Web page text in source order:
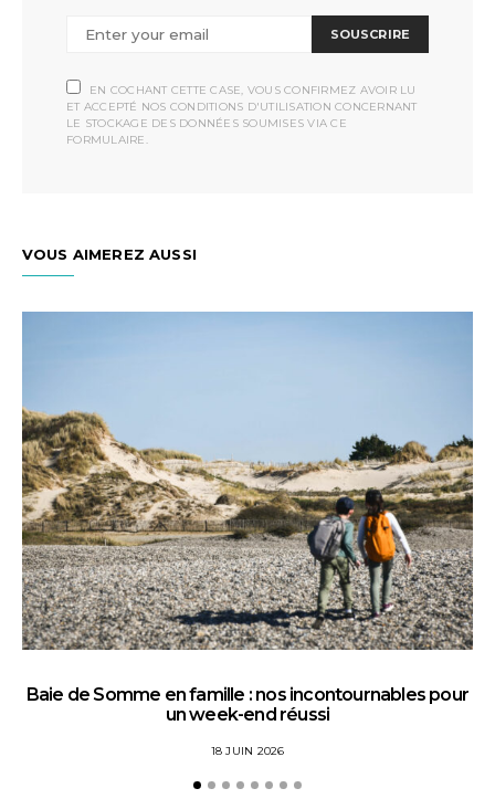
SOUSCRIRE
EN COCHANT CETTE CASE, VOUS CONFIRMEZ AVOIR LU
ET ACCEPTÉ NOS CONDITIONS D'UTILISATION CONCERNANT
LE STOCKAGE DES DONNÉES SOUMISES VIA CE
FORMULAIRE.
VOUS AIMEREZ AUSSI
Baie de Somme en famille : nos incontournables pour
un week-end réussi
18 JUIN 2026